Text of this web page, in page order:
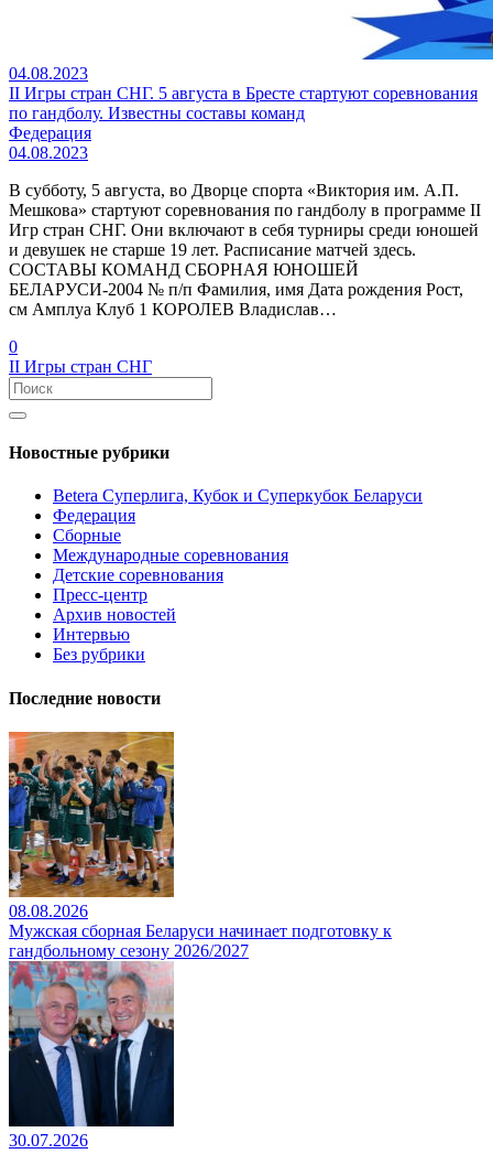
04.08.2023
II Игры стран СНГ. 5 августа в Бресте стартуют соревнования
по гандболу. Известны составы команд
Федерация
04.08.2023
В субботу, 5 августа, во Дворце спорта «Виктория им. А.П.
Мешкова» стартуют соревнования по гандболу в программе II
Игр стран СНГ. Они включают в себя турниры среди юношей
и девушек не старше 19 лет. Расписание матчей здесь.
СОСТАВЫ КОМАНД СБОРНАЯ ЮНОШЕЙ
БЕЛАРУСИ-2004 № п/п Фамилия, имя Дата рождения Рост,
см Амплуа Клуб 1 КОРОЛЕВ Владислав…
0
II Игры стран СНГ
Новостные рубрики
Betera Суперлига, Кубок и Суперкубок Беларуси
Федерация
Сборные
Международные соревнования
Детские соревнования
Пресс-центр
Архив новостей
Интервью
Без рубрики
Последние новости
08.08.2026
Мужская сборная Беларуси начинает подготовку к
гандбольному сезону 2026/2027
30.07.2026